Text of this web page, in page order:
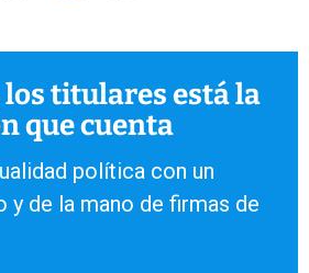
los titulares está la
que cuenta
política con un
y de la mano de firmas de